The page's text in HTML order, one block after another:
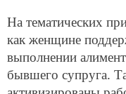
На тематических
как женщине
выполнении
бывшего супруга.